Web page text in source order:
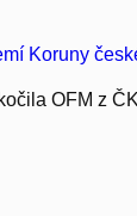
Koruny
OFM z